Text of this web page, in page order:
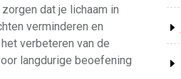
dat je lichaam in
verminderen en
verbeteren van de
langdurige beoefening